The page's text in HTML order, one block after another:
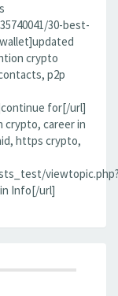
30-best-
crypto
p2p
for[/url]
crypto, career in
https crypto,
Info[/url]